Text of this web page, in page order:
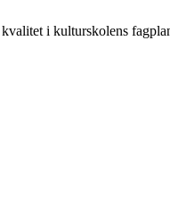
i kulturskolens